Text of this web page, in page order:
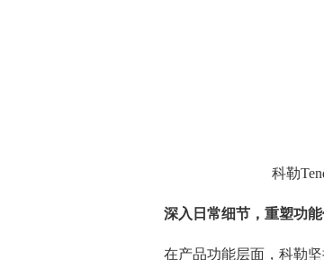
科勒
深入 日常细节，重塑功能
在产品功能层面，科勒